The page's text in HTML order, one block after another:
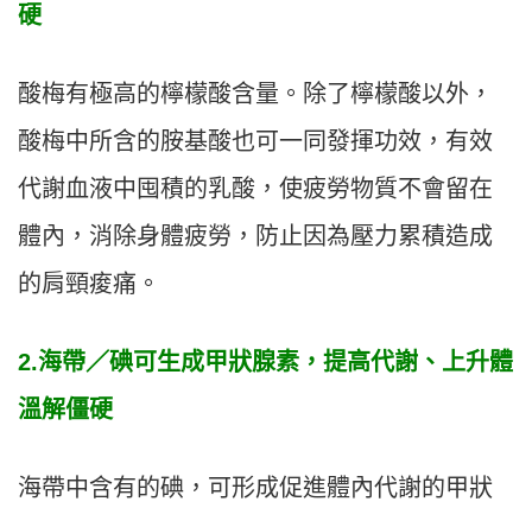
硬
酸梅有極高的檸檬酸含量。除了檸檬酸以外，
酸梅中所含的胺基酸也可一同發揮功效，有效
代謝血液中囤積的乳酸，使疲勞物質不會留在
體內，消除身體疲勞，防止因為壓力累積造成
的肩頸痠痛。
2.海帶／碘可生成甲狀腺素，提高代謝、上升體
溫解僵硬
海帶中含有的碘，可形成促進體內代謝的甲狀